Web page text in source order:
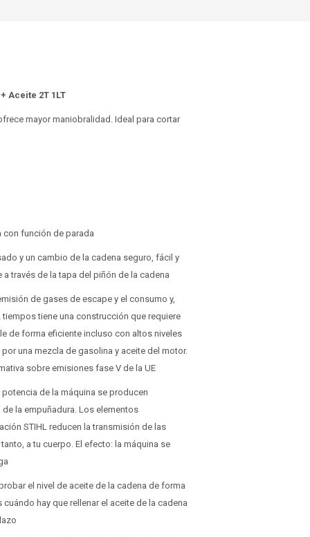
Aceite 2T 1LT
mayor maniobralidad. Ideal para cortar
con función de parada
y un cambio de la cadena seguro, fácil y
través de la tapa del piñón de la cadena
de gases de escape y el consumo y,
tiene una construcción que requiere
de forma eficiente incluso con altos niveles
una mezcla de gasolina y aceite del motor.
sobre emisiones fase V de la UE
de la máquina se producen
la empuñadura. Los elementos
STIHL reducen la transmisión de las
a tu cuerpo. El efecto: la máquina se
el nivel de aceite de la cadena de forma
hay que rellenar el aceite de la cadena